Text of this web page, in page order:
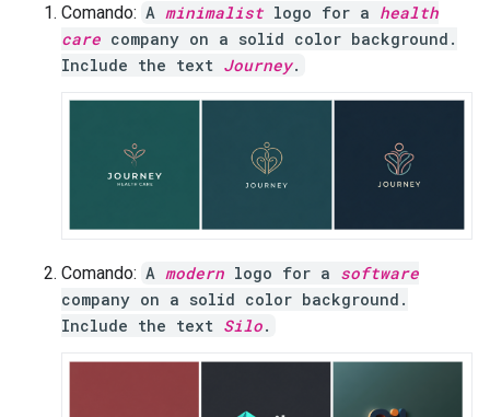
Comando: A minimalist logo for a health
care company on a solid color background.
Include the text Journey.
Comando: A modern logo for a software
company on a solid color background.
Include the text Silo.